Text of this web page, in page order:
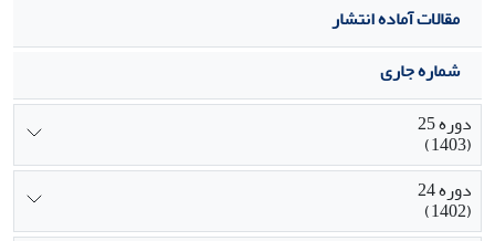
مقالات آماده انتشار
شماره جاری
دوره 25
(1403)
دوره 24
(1402)